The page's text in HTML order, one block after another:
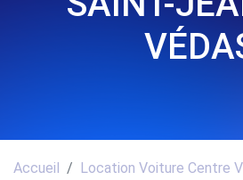
Accueil
Location Voiture Centre